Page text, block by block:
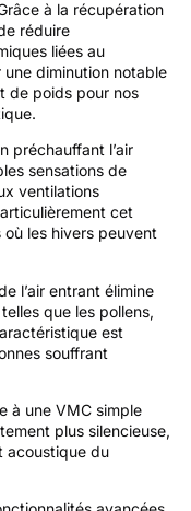
à la récupération
réduire
liées au
une diminution notable
de poids pour nos
préchauffant l’air
sensations de
ventilations
cet
les hivers peuvent
l’air entrant élimine
que les pollens,
est
souffrant
à une VMC simple
plus silencieuse,
acoustique du